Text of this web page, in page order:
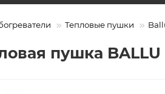
Тепловые пушки
пушка BALLU